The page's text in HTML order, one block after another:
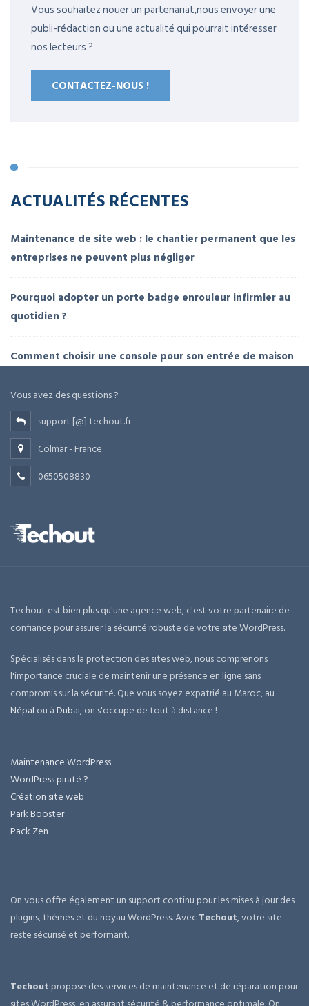
Vous souhaitez nouer un partenariat,nous envoyer une
publi-rédaction ou une actualité qui pourrait intéresser
nos lecteurs ?
CONTACTEZ-NOUS !
ACTUALITÉS RÉCENTES
Maintenance de site web : le chantier permanent que les
entreprises ne peuvent plus négliger
Pourquoi adopter un porte badge enrouleur infirmier au
quotidien ?
Comment choisir une console pour son entrée de maison
Vous avez des questions ?
support [@] techout.fr
Colmar - France
0650508830
Techout est bien plus qu'une agence web, c'est votre partenaire de
confiance pour assurer la sécurité robuste de votre site WordPress.
Spécialisés dans la protection des sites web, nous comprenons
l'importance cruciale de maintenir une présence en ligne sans
compromis sur la sécurité. Que vous soyez expatrié au Maroc, au
Népal ou àDubai, on s'occupe de tout à distance !
Maintenance WordPress
WordPress piraté ?
Création site web
Park Booster
Pack Zen
On vous offre également un support continu pour les mises à jour des
plugins, thèmes et du noyau WordPress. AvecTechout, votre site
reste sécurisé et performant.
Techout propose des services de maintenance et de réparation pour